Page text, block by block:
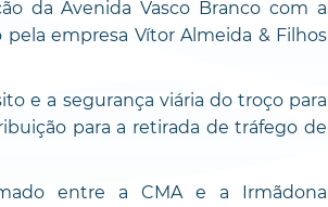
da Avenida Vasco Branco com a
empresa Vítor Almeida & Filhos
e a segurança viária do troço para
para a retirada de tráfego de
entre a CMA e a Irmãdona